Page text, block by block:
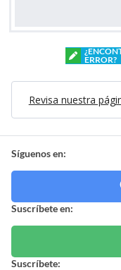
ERROR?
Revisa nuestra
Síguenos en:
Suscríbete en:
Suscríbete: